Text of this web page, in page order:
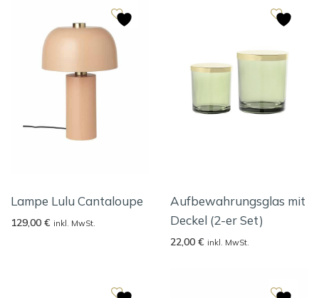
Lampe Lulu Cantaloupe
129,00 € inkl. MwSt.
Aufbewahrungsglas mit
Deckel (2-er Set)
22,00 € inkl. MwSt.